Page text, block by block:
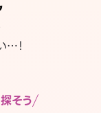
…！
そう